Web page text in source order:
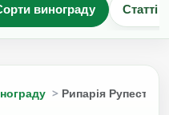
винограду Статті
Рипарія